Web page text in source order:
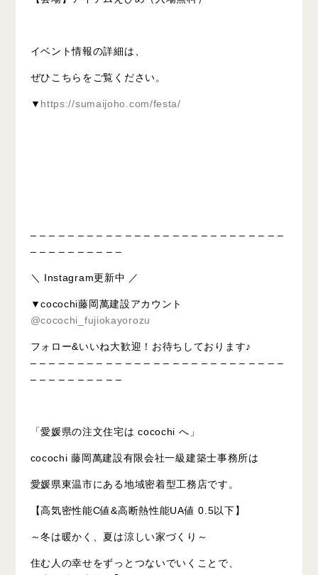
イベント情報の詳細は、
ぜひこちらをご覧ください。
▼ https://sumaijoho.com/festa/
– – – – – – – – – – – – – – – – – – – – – – – – – – –
– – – – – – – – – –
＼ Instagram更新中 ／
▼cocochi藤岡萬建設アカウント
@cocochi_fujiokayorozu
フォロー&いいね大歓迎！お待ちしております♪
– – – – – – – – – – – – – – – – – – – – – – – – – – –
– – – – – – – – – –
「愛媛県の注文住宅は cocochi へ」
cocochi 藤岡萬建設有限会社一級建築士事務所は
愛媛県東温市にある地域密着型工務店です。
【高気密性能C値&高断熱性能UA値 0.5以下】
～冬は暖かく、夏は涼しい家づくり～
住む人の幸せをずっとつないでいくことで、